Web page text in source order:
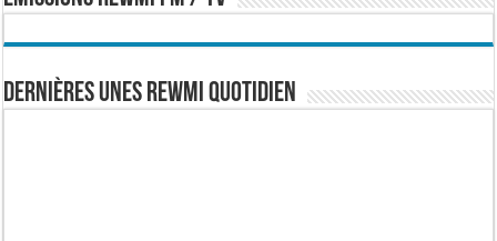
Dernières Unes Rewmi Quotidien